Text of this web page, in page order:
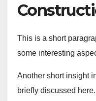
This is a short
some interesting
Another short insight
briefly discussed here.